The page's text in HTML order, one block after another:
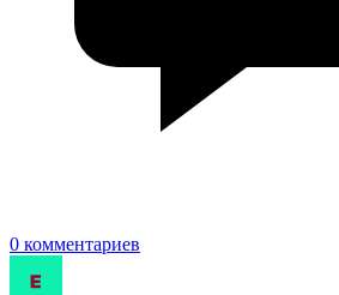
0 комментариев